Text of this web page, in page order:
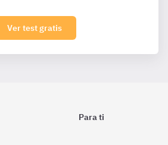
Ver test gratis
Para ti